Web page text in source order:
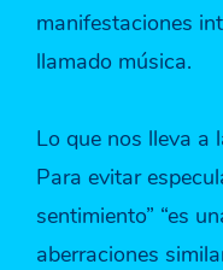
manifestaciones
llamado música.
Lo que nos lleva a
Para evitar
sentimiento” “es
aberraciones